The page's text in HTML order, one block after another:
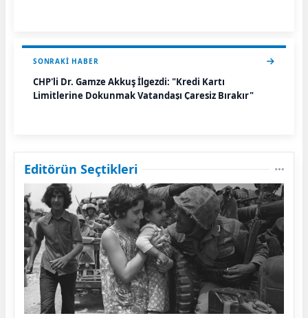
SONRAKI HABER
CHP'li Dr. Gamze Akkuş İlgezdi: "Kredi Kartı
Limitlerine Dokunmak Vatandaşı Çaresiz Bırakır"
Editörün Seçtikleri